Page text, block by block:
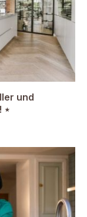
und
⋆